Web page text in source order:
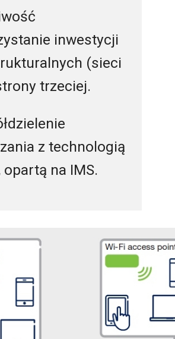
inwestycji
(sieci
trzeciej.
z technologią
opartą na IMS.